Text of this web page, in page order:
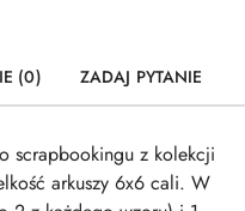
(0) ZADAJ PYTANIE
scrapbookingu z kolekcji
arkuszy 6x6 cali. W